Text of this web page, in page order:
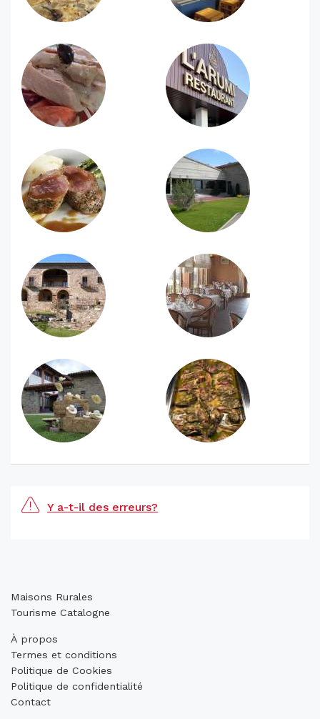
Y a-t-il des erreurs?
Maisons Rurales
Tourisme Catalogne
À propos
Termes et conditions
Politique de Cookies
Politique de confidentialité
Contact